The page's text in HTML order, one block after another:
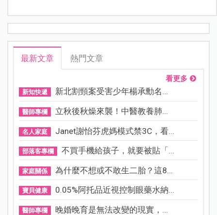
最新文章 熱門文章
看更多
新知快遞 新北割頸案受害少年楊承勳名...
醫師專欄 立秋後秋燥來襲！中醫教養肺...
名人家庭 Janet謝怡芬虎媽模式禁3C，看...
部落客專欄 不買手機給孩子，就要被貼「...
家庭關係 為什麼不想或不敢生二胎？這8...
寶貝健康 0.05%阿托品近視控制眼藥水納...
醫師專欄 晚婚晚育是無法改變的現實，...